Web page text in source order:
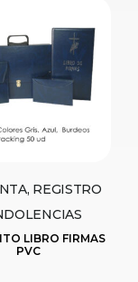
REGISTRO
LIBRO FIRMAS
PVC